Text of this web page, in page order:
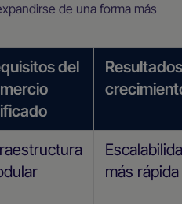
de una forma más
del
más rápida